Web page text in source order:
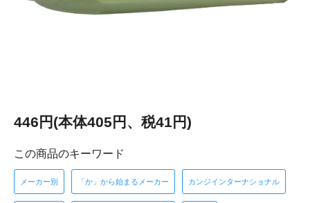
446円(本体405円、税41円)
この商品のキーワード
メーカー別 「か」から始まるメーカー カンジインターナショナル